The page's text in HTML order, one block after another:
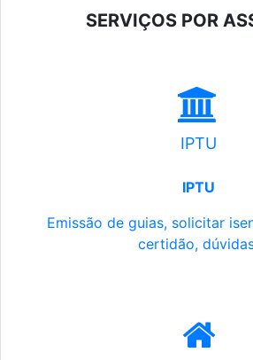
SERVIÇOS POR
IPTU
IPTU
Emissão de guias, solicitar
certidão,